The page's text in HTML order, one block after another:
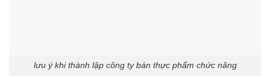
lưu ý khi thành lập công ty bán thực phẩm chức năng